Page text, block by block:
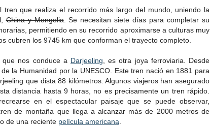
que realiza el recorrido más largo del mundo, uniendo la
China y Mongolia. Se necesitan siete días para completar su
permitiendo en su recorrido aproximarse a culturas muy
cubren los 9745 km que conforman el trayecto completo.
nos conduce a Darjeeling , es otra joya ferroviaria. Desde
la Humanidad por la UNESCO. Este tren nació en 1881 para
que dista 88 kilómetros. Algunos viajeros han asegurado
distancia hasta 9 horas, no es precisamente un tren rápido.
en el espectacular paisaje que se puede observar,
de montaña que llega a alcanzar más de 2000 metros de
de una reciente película americana